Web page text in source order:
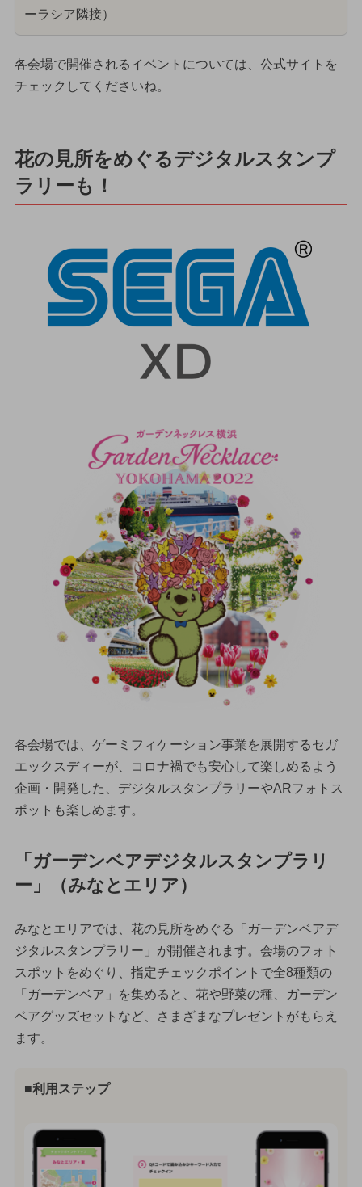
ーラシア隣接）
各会場で開催されるイベントについては、公式サイトを
チェックしてくださいね。
花の見所をめぐるデジタルスタンプ
ラリーも！
各会場では、ゲーミフィケーション事業を展開するセガ
エックスディーが、コロナ禍でも安心して楽しめるよう
企画・開発した、デジタルスタンプラリーやARフォトス
ポットも楽しめます。
「ガーデンベアデジタルスタンプラリ
ー」（みなとエリア）
みなとエリアでは、花の見所をめぐる「ガーデンベアデ
ジタルスタンプラリー」が開催されます。会場のフォト
スポットをめぐり、指定チェックポイントで全8種類の
「ガーデンベア」を集めると、花や野菜の種、ガーデン
ベアグッズセットなど、さまざまなプレゼントがもらえ
ます。
■利用ステップ